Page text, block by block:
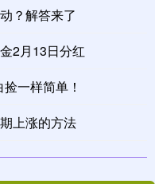
？解答来了
2月13日分红
一样简单！
上涨的方法